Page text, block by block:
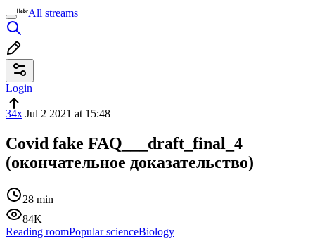
All streams
Login
34x Jul 2 2021 at 15:48
Covid fake FAQ___draft_final_4
(окончательное доказательство)
28 min
84K
Reading roomPopular scienceBiology